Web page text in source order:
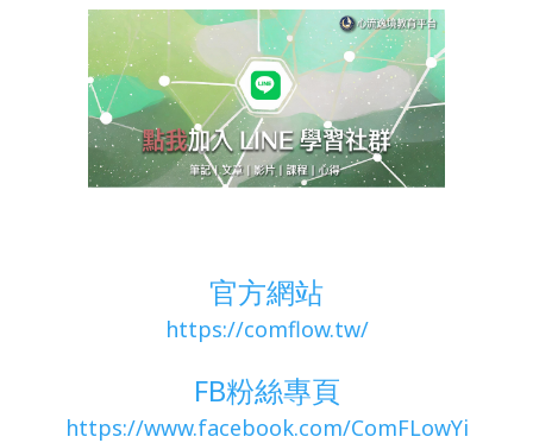
官方網站
https://comflow.tw/
FB粉絲專頁
https://www.facebook.com/ComFLowYi